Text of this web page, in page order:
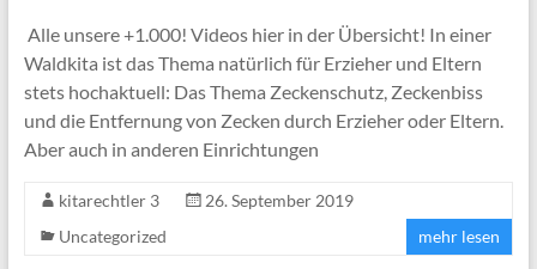
Alle unsere +1.000! Videos hier in der Übersicht! In einer
Waldkita ist das Thema natürlich für Erzieher und Eltern
stets hochaktuell: Das Thema Zeckenschutz, Zeckenbiss
und die Entfernung von Zecken durch Erzieher oder Eltern.
Aber auch in anderen Einrichtungen
kitarechtler 3
26. September 2019
Uncategorized
mehr lesen